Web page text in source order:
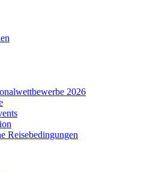
2026
Reisebedingungen